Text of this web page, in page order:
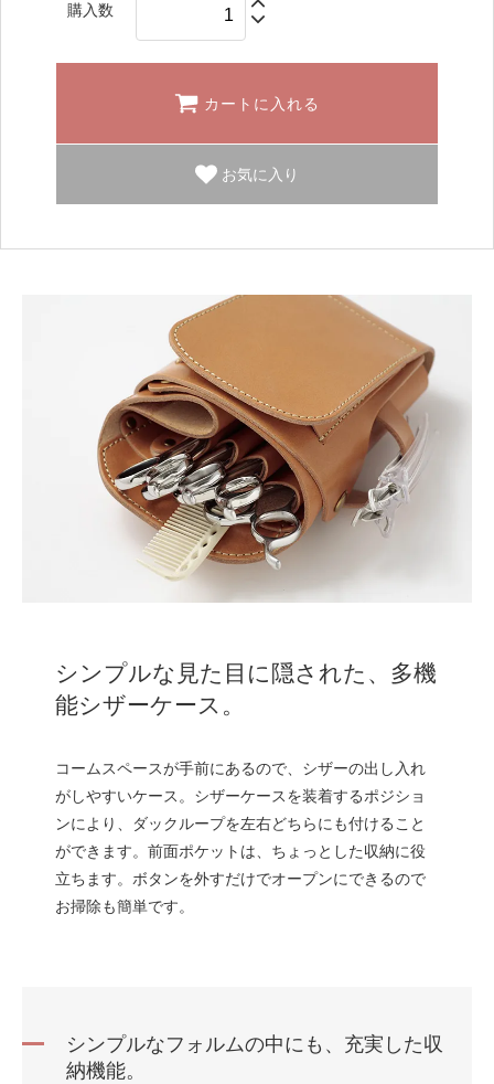
購入数
カートに入れる
お気に入り
シンプルな見た目に隠された、多機
能シザーケース。
コームスペースが手前にあるので、シザーの出し入れ
がしやすいケース。シザーケースを装着するポジショ
ンにより、ダックループを左右どちらにも付けること
ができます。前面ポケットは、ちょっとした収納に役
立ちます。ボタンを外すだけでオープンにできるので
お掃除も簡単です。
シンプルなフォルムの中にも、充実した収
納機能。